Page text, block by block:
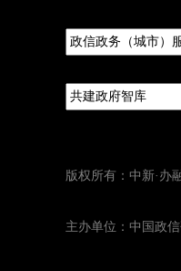
版权所有：中新·
主办单位：中国政